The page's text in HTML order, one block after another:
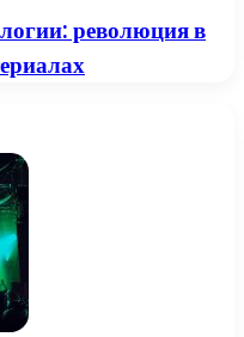
революция в